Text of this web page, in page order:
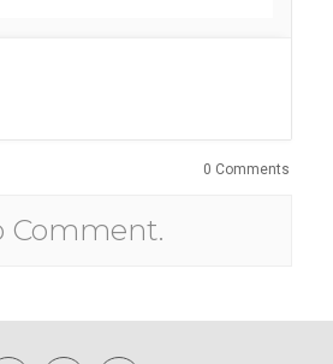
0 Comments
Comment.